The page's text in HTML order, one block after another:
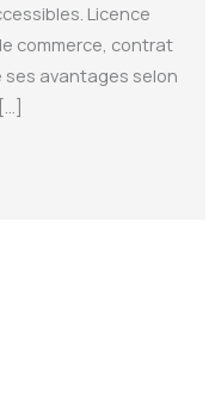
Licence
commerce, contrat
ses avantages selon